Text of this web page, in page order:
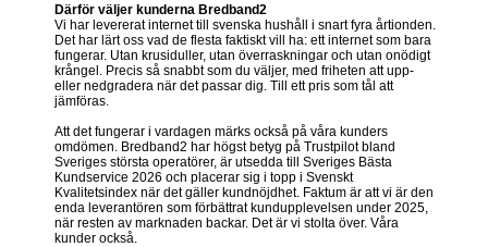
Därför väljer kunderna Bredband2
Vi har levererat internet till svenska hushåll i snart fyra årtionden.
Det har lärt oss vad de flesta faktiskt vill ha: ett internet som bara
fungerar. Utan krusiduller, utan överraskningar och utan onödigt
krångel. Precis så snabbt som du väljer, med friheten att upp-
eller nedgradera när det passar dig. Till ett pris som tål att
jämföras.
Att det fungerar i vardagen märks också på våra kunders
omdömen. Bredband2 har högst betyg på Trustpilot bland
Sveriges största operatörer, är utsedda till Sveriges Bästa
Kundservice 2026 och placerar sig i topp i Svenskt
Kvalitetsindex när det gäller kundnöjdhet. Faktum är att vi är den
enda leverantören som förbättrat kundupplevelsen under 2025,
när resten av marknaden backar. Det är vi stolta över. Våra
kunder också.